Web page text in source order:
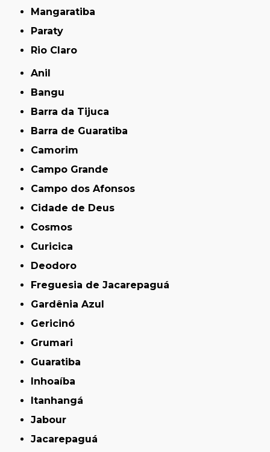
Mangaratiba
Paraty
Rio Claro
Anil
Bangu
Barra da Tijuca
Barra de Guaratiba
Camorim
Campo Grande
Campo dos Afonsos
Cidade de Deus
Cosmos
Curicica
Deodoro
Freguesia de Jacarepaguá
Gardênia Azul
Gericinó
Grumari
Guaratiba
Inhoaíba
Itanhangá
Jabour
Jacarepaguá